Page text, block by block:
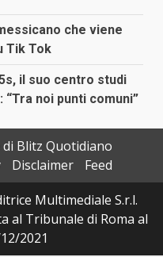
che viene
Tik Tok
il suo centro studi
noi punti comuni”
di Blitz Quotidiano
Disclaimer
Feed
Multimediale S.r.l.
al Tribunale di Roma al
2021